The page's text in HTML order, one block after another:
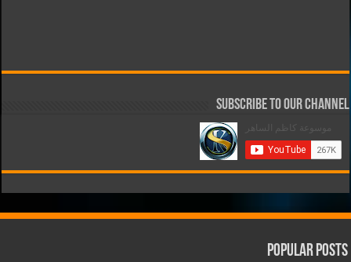
Subscribe to our Channel
Popular Posts